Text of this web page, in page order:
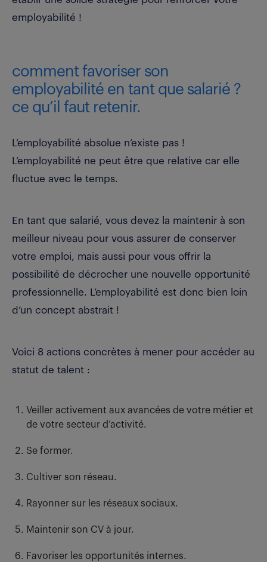
employabilité !
comment favoriser son
employabilité en tant que salarié ?
ce qu’il faut retenir.
L’employabilité absolue n’existe pas !
L’employabilité ne peut être que relative car elle
fluctue avec le temps.
En tant que salarié, vous devez la maintenir à son
meilleur niveau pour vous assurer de conserver
votre emploi, mais aussi pour vous offrir la
possibilité de décrocher une nouvelle opportunité
professionnelle. L’employabilité est donc bien loin
d’un concept abstrait !
Voici 8 actions concrètes à mener pour accéder au
statut de talent :
Veiller activement aux avancées de votre métier et
de votre secteur d’activité.
Se former.
Cultiver son réseau.
Rayonner sur les réseaux sociaux.
Maintenir son CV à jour.
Favoriser les opportunités internes.